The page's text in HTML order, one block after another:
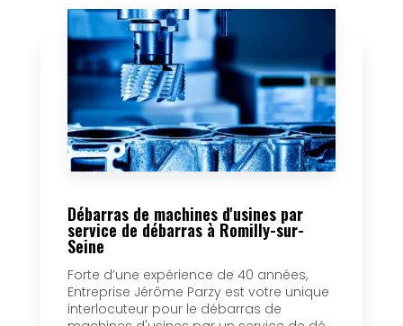
Débarras de machines d'usines par
service de débarras à Romilly-sur-
Seine
Forte d’une expérience de 40 années,
Entreprise Jérôme Parzy est votre unique
interlocuteur pour le débarras de